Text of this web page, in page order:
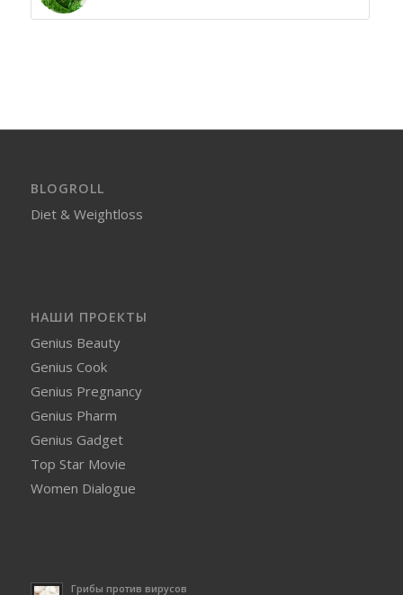
BLOGROLL
Diet & Weightloss
НАШИ ПРОЕКТЫ
Genius Beauty
Genius Cook
Genius Pregnancy
Genius Pharm
Genius Gadget
Top Star Movie
Women Dialogue
Грибы против вирусов